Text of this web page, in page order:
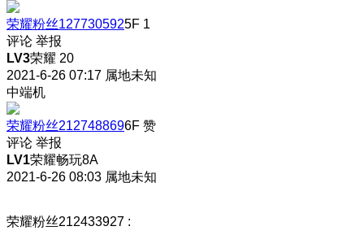
荣耀粉丝1277305925F 1
评论 举报
LV3荣耀 20
2021-6-26 07:17 属地未知
中端机
荣耀粉丝2127488696F 赞
评论 举报
LV1荣耀畅玩8A
2021-6-26 08:03 属地未知
荣耀粉丝212433927 :